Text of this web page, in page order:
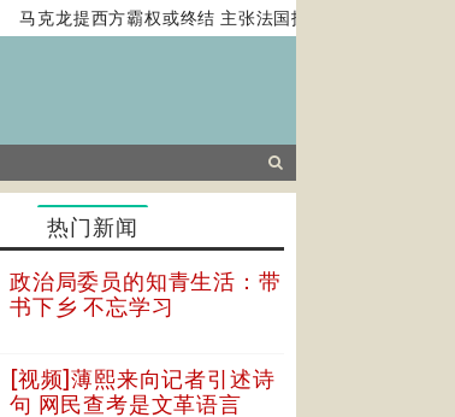
马克龙提西方霸权或终结 主张法国扮演平衡角色
热门新闻
政治局委员的知青生活：带
书下乡 不忘学习
[视频]薄熙来向记者引述诗
句 网民查考是文革语言